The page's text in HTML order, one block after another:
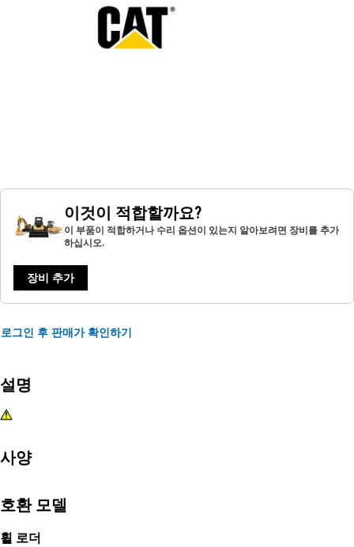
이것이 적합할까요?
이 부품이 적합하거나 수리 옵션이 있는지 알아보려면 장비를 추가
하십시오.
장비 추가
로그인 후 판매가 확인하기
설명
사양
호환 모델
휠 로더